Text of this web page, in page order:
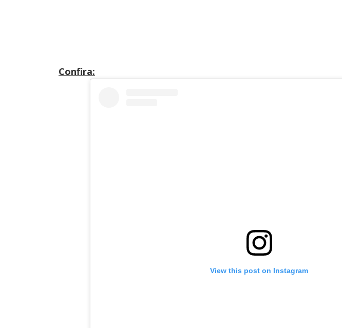
Confira:
View this post on Instagram